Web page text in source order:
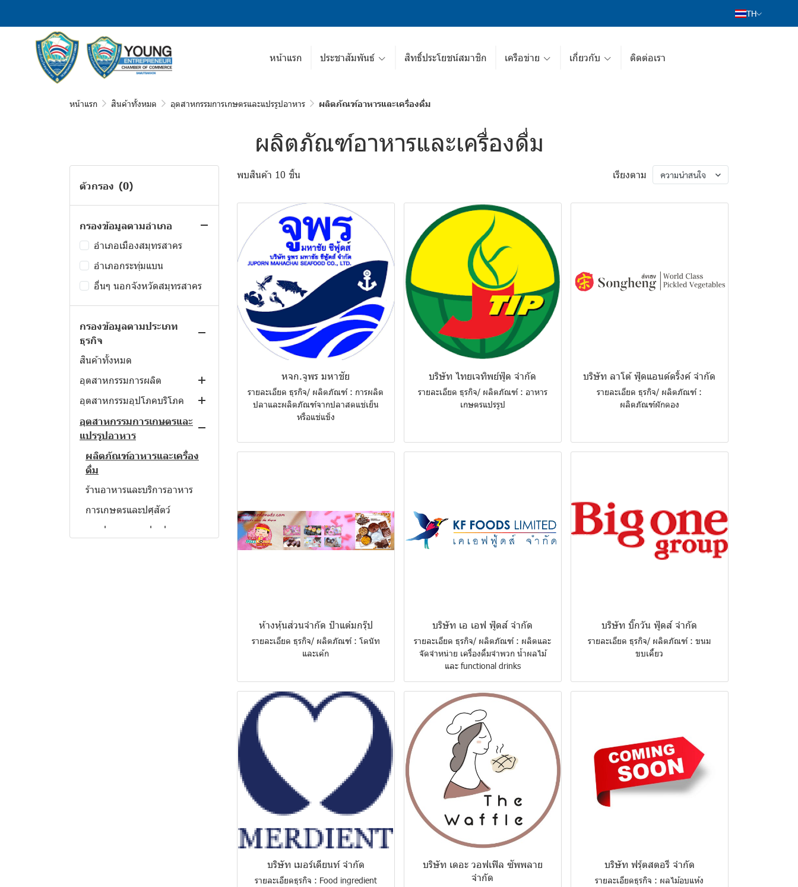
TH
หน้าแรก ประชาสัมพันธ์ สิทธิ์ประโยชน์สมาชิก เครือข่าย เกี่ยวกับ ติดต่อเรา
หน้าแรก สินค้าทั้งหมด อุตสาหกรรมการเกษตรและแปรรูปอาหาร ผลิตภัณฑ์อาหารและเครื่องดื่ม
ผลิตภัณฑ์อาหารและเครื่องดื่ม
ตัวกรอง (0)
กรองข้อมูลตามอำเภอ
อำเภอเมืองสมุทรสาคร
อำเภอกระทุ่มแบน
อื่นๆ นอกจังหวัดสมุทรสาคร
กรองข้อมูลตามประเภท
ธุรกิจ
สินค้าทั้งหมด
อุตสาหกรรมการผลิต
บรรจุภัณฑ์
ยานยนต์และชิ้นส่วน
พลาสติกและยาง
เคมีภัณฑ์และปิโตรเคมี
อุตสาหกรรมอุปโภคบริโภค
สิ่งทอและเครื่องนุ่งห่ม
เฟอร์นิเจอร์และของตกแต่งบ้าน
ยาและเวชภัณฑ์, เครื่องมือ
แพทย์และอุปกรณ์สุขภาพ
กีฬาและนันทนาการ
อุตสาหกรรมการเกษตรและ
แปรรูปอาหาร
ผลิตภัณฑ์อาหารและเครื่อง
ดื่ม
ร้านอาหารและบริการอาหาร
การเกษตรและปศุสัตว์
การประมงและแปรรูปอาหาร
พบสินค้า 10 ชิ้น เรียงตาม ความน่าสนใจ
หจก.จูพร มหาชัย
รายละเอียด ธุรกิจ/ ผลิตภัณฑ์ : การผลิต
ปลาและผลิตภัณฑ์จากปลาสดแช่เย็น
หรือแช่แข็ง
บริษัท ไทยเจทิพย์ฟู้ด จำกัด
รายละเอียด ธุรกิจ/ ผลิตภัณฑ์ : อาหาร
เกษตรแปรรูป
บริษัท ลาโต้ ฟู้ดแอนด์ดริ้งค์ จำกัด
รายละเอียด ธุรกิจ/ ผลิตภัณฑ์ :
ผลิตภัณฑ์ผักดอง
ห้างหุ้นส่วนจำกัด ป้าแต๋มกรุ๊ป
รายละเอียด ธุรกิจ/ ผลิตภัณฑ์ : โดนัท
และเค้ก
บริษัท เอ เอฟ ฟู้ดส์ จำกัด
รายละเอียด ธุรกิจ/ ผลิตภัณฑ์ : ผลิตและ
จัดจำหน่าย เครื่องดื่มจำพวก น้ำผลไม้
และ functional drinks
บริษัท​ บิ๊กวัน​ ฟู้ดส์​ จำกัด​
รายละเอียด ธุรกิจ/ ผลิตภัณฑ์ : ขนม
ขบเคี้ยว​
บริษัท เมอร์เดียนท์ จำกัด
รายละเอียดธุรกิจ : Food ingredient
บริษัท เดอะ วอฟเฟิล ซัพพลาย
จำกัด
บริษัท ฟรุ้ตสตอรี จำกัด
รายละเอียดธุรกิจ : ผลไม้อบแห้ง